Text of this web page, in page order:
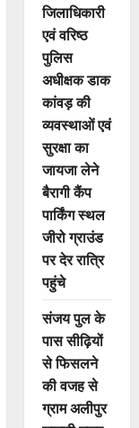
जिलाधिकारी
एवं वरिष्ठ
पुलिस
अधीक्षक डाक
कांवड़ की
व्यवस्थाओं एवं
सुरक्षा का
जायजा लेने
बैरागी कैंप
पार्किंग स्थल
जीरो ग्राउंड
पर देर रात्रि
पहुंचे
संजय पुल के
पास सीढ़ियों
से फिसलने
की वजह से
ग्राम अलीपुर